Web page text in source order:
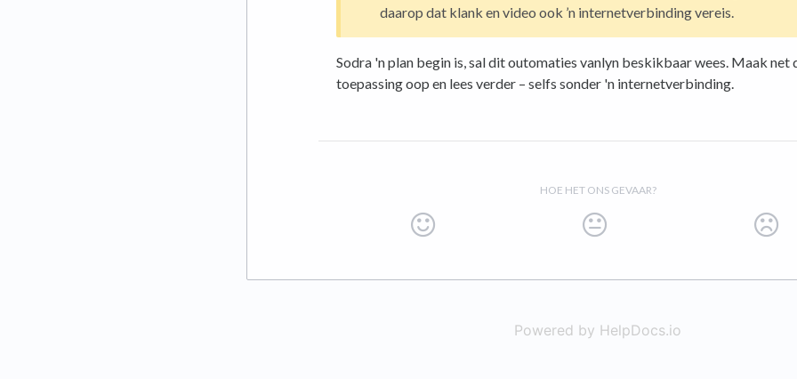
daarop dat klank en video ook ’n internetverbinding vereis.
Sodra 'n plan begin is, sal dit outomaties vanlyn beskikbaar wees. Maak net
toepassing oop en lees verder – selfs sonder 'n internetverbinding.
HOE HET ONS GEVAAR?
Powered by HelpDocs.io